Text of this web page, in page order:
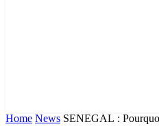
Home News SENEGAL :